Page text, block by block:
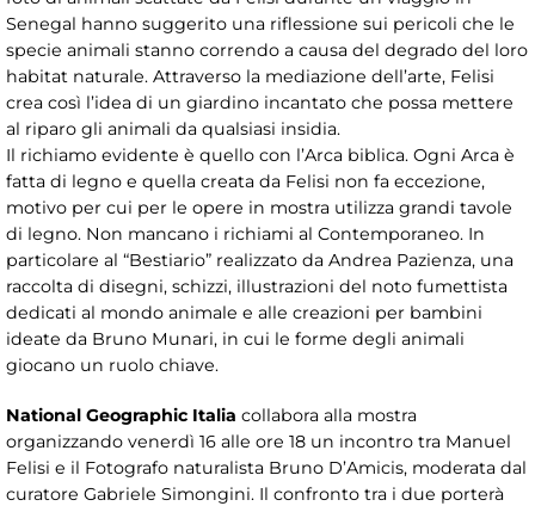
Senegal hanno suggerito una riflessione sui pericoli che le
specie animali stanno correndo a causa del degrado del loro
habitat naturale. Attraverso la mediazione dell’arte, Felisi
crea così l’idea di un giardino incantato che possa mettere
al riparo gli animali da qualsiasi insidia.
Il richiamo evidente è quello con l’Arca biblica. Ogni Arca è
fatta di legno e quella creata da Felisi non fa eccezione,
motivo per cui per le opere in mostra utilizza grandi tavole
di legno. Non mancano i richiami al Contemporaneo. In
particolare al “Bestiario” realizzato da Andrea Pazienza, una
raccolta di disegni, schizzi, illustrazioni del noto fumettista
dedicati al mondo animale e alle creazioni per bambini
ideate da Bruno Munari, in cui le forme degli animali
giocano un ruolo chiave.
National Geographic Italia collabora alla mostra
organizzando venerdì 16 alle ore 18 un incontro tra Manuel
Felisi e il Fotografo naturalista Bruno D’Amicis, moderata dal
curatore Gabriele Simongini. Il confronto tra i due porterà